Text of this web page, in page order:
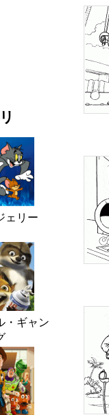
ェリー
・ギャン